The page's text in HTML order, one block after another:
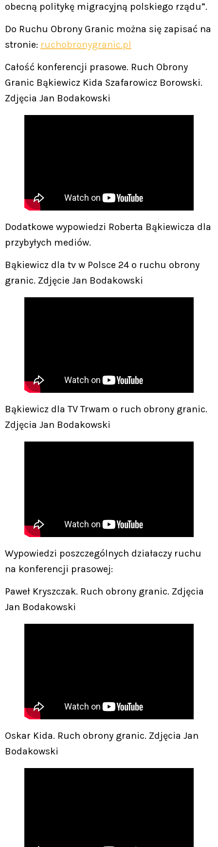
obecną politykę migracyjną polskiego rządu”.
Do Ruchu Obrony Granic można się zapisać na
stronie: ruchobronygranic.pl
Całość konferencji prasowe. Ruch Obrony
Granic Bąkiewicz Kida Szafarowicz Borowski.
Zdjęcia Jan Bodakowski
Dodatkowe wypowiedzi Roberta Bąkiewicza dla
przybyłych mediów.
Bąkiewicz dla tv w Polsce 24 o ruchu obrony
granic. Zdjęcie Jan Bodakowski
Bąkiewicz dla TV Trwam o ruch obrony granic.
Zdjęcia Jan Bodakowski
Wypowiedzi poszczególnych działaczy ruchu
na konferencji prasowej:
Paweł Kryszczak. Ruch obrony granic. Zdjęcia
Jan Bodakowski
Oskar Kida. Ruch obrony granic. Zdjęcia Jan
Bodakowski